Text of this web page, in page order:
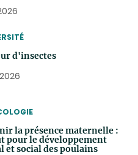
d'insectes
la présence maternelle :
pour le développement
et social des poulains